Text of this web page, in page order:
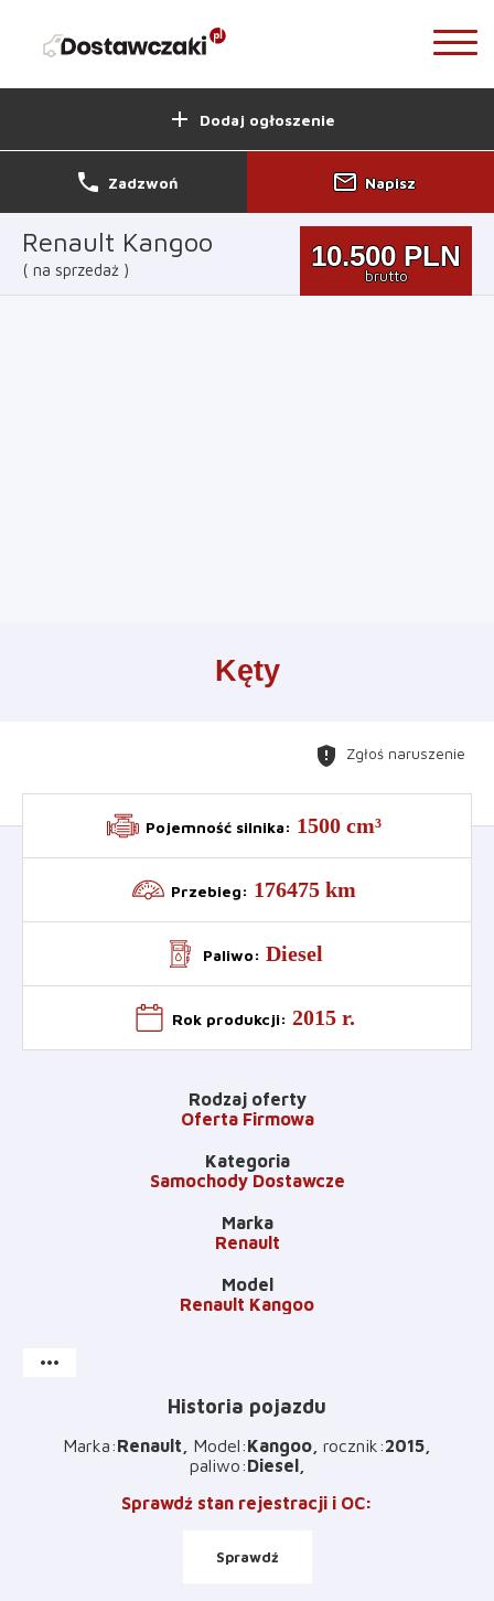
add Dodaj ogłoszenie
Renault Kangoo
na sprzedaż 10.500 PLN
brutto
Kęty
gpp_maybe Zgłoś naruszenie
Pojemność silnika: 1500 cm³
Przebieg: 176475 km
Paliwo: Diesel
Rok produkcji: 2015 r.
Rodzaj oferty
Oferta Firmowa
Kategoria
Samochody Dostawcze
Marka
Renault
Model
Renault Kangoo
more_horiz
Historia pojazdu
Marka:Renault Model:Kangoo rocznik:2015
paliwo:Diesel
Sprawdź stan rejestracji i OC:
Sprawdź
phone Zadzwoń mail_outline Napisz